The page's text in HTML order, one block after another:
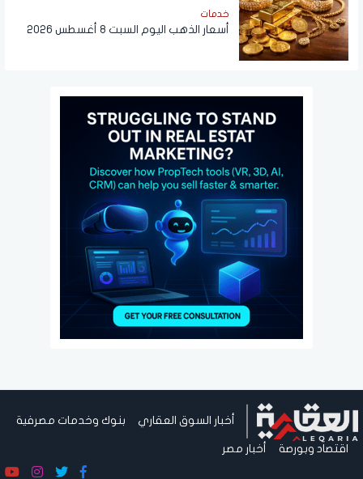
خدمات
أسعار الذهب اليوم السبت 8 أغسطس 2026
أخبار السوق العقاري بنوك وخدمات مصرفية
اقتصاد وبورصة أخبار مصر